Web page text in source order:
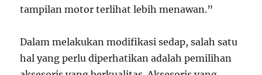
tampilan motor terlihat lebih menawan.”
Dalam melakukan modifikasi sedap, salah satu
hal yang perlu diperhatikan adalah pemilihan